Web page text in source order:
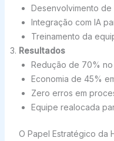
Desenvolvimento de
Integração com IA
Treinamento da
Resultados
Redução de 70%
Economia de 45%
Zero erros em
Equipe realocada
O Papel Estratégico da